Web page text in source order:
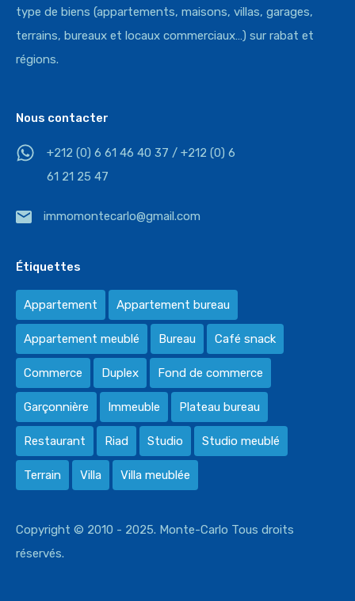
type de biens (appartements, maisons, villas, garages,
terrains, bureaux et locaux commerciaux…) sur rabat et
régions.
Nous contacter
+212 (0) 6 61 46 40 37 / +212 (0) 6
61 21 25 47
immomontecarlo@gmail.com
Étiquettes
Appartement Appartement bureau
Appartement meublé Bureau Café snack
Commerce Duplex Fond de commerce
Garçonnière Immeuble Plateau bureau
Restaurant Riad Studio Studio meublé
Terrain Villa Villa meublée
Copyright © 2010 - 2025. Monte-Carlo Tous droits
réservés.